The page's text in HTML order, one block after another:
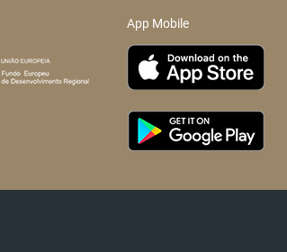
App Mobile